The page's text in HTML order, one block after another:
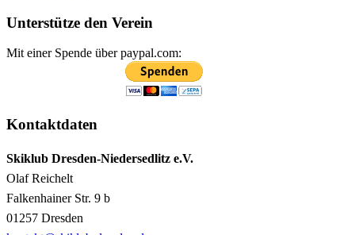
Unterstütze den Verein
Mit einer Spende über paypal.com:
Kontaktdaten
Skiklub Dresden-Niedersedlitz e.V.
Olaf Reichelt
Falkenhainer Str. 9 b
01257 Dresden